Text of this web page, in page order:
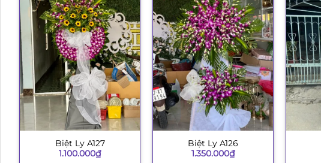
Biệt Ly A127
1.100.000₫
Biệt Ly A126
1.350.000₫